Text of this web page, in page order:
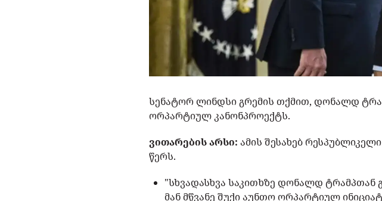
სენატორ ლინდსი გრემის თქმით, დონალდ
ორპარტიულ კანონპროექტს.
ვითარების არსი: ამის შესახებ
წერს.
"სხვადასხვა საკითხზე დონალდ
მან მწვანე შუქი აუნთო ორპარტიულ